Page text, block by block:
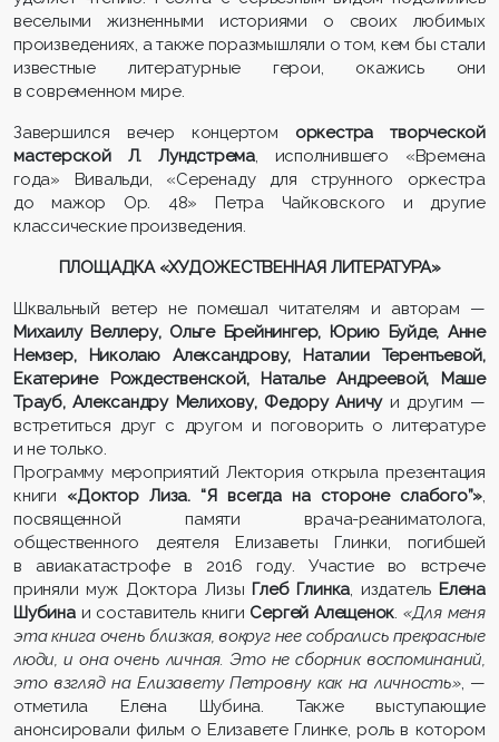
веселыми жизненными историями о своих любимых
произведениях, а также поразмышляли о том, кем бы стали
известные литературные герои, окажись они
в современном мире.
Завершился вечер концертом оркестра творческой
мастерской Л. Лундстрема, исполнившего «Времена
года» Вивальди, «Серенаду для струнного оркестра
до мажор Оp. 48» Петра Чайковского и другие
классические произведения.
ПЛОЩАДКА «ХУДОЖЕСТВЕННАЯ ЛИТЕРАТУРА»
Шквальный ветер не помешал читателям и авторам —
Михаилу Веллеру, Ольге Брейнингер, Юрию Буйде, Анне
Немзер, Николаю Александрову, Наталии Терентьевой,
Екатерине Рождественской, Наталье Андреевой, Маше
Трауб, Александру Мелихову, Федору Аничуи другим —
встретиться друг с другом и поговорить о литературе
и не только.
Программу мероприятий Лектория открыла презентация
книги «Доктор Лиза. “Я всегда на стороне слабого”»,
посвященной памяти врача-реаниматолога,
общественного деятеля Елизаветы Глинки, погибшей
в авиакатастрофе в 2016 году. Участие во встрече
приняли муж Доктора Лизы Глеб Глинка, издатель Елена
Шубинаи составитель книги Сергей Алещенок. «Для меня
эта книга очень близкая, вокруг нее собрались прекрасные
люди, и она очень личная. Это не сборник воспоминаний,
это взгляд на Елизавету Петровну как на личность», —
отметила Елена Шубина. Также выступающие
анонсировали фильм о Елизавете Глинке, роль в котором